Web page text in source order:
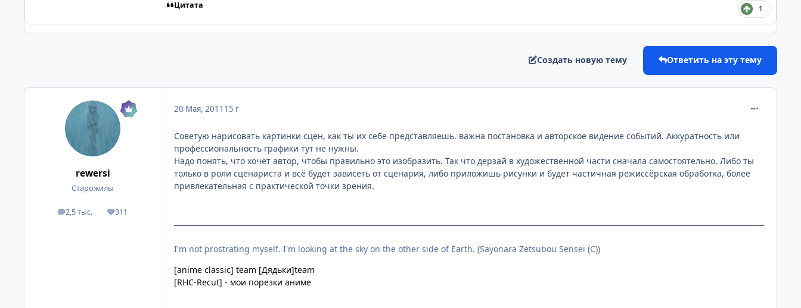
Цитата 1
Создать новую тему Ответить на эту тему
rewersi
Старожилы
2,5 тыс.
посты 311
Репутация
20 Мая, 2011 15 г
Советую нарисовать картинки сцен, как ты их себе представляешь. важна постановка и авторское видение событий. Аккуратность или
профессиональность графики тут не нужны.
Надо понять, что хочет автор, чтобы правильно это изобразить. Так что дерзай в художественной части сначала самостоятельно. Либо ты
только в роли сценариста и всё будет зависеть от сценария, либо приложишь рисунки и будет частичная режиссёрская обработка, более
привлекательная с практической точки зрения.
I'm not prostrating myself. I'm looking at the sky on the other side of Earth. (Sayonara Zetsubou Sensei (С))
[anime classic] team [Дядьки]team
[RHC-Recut] - мои порезки аниме